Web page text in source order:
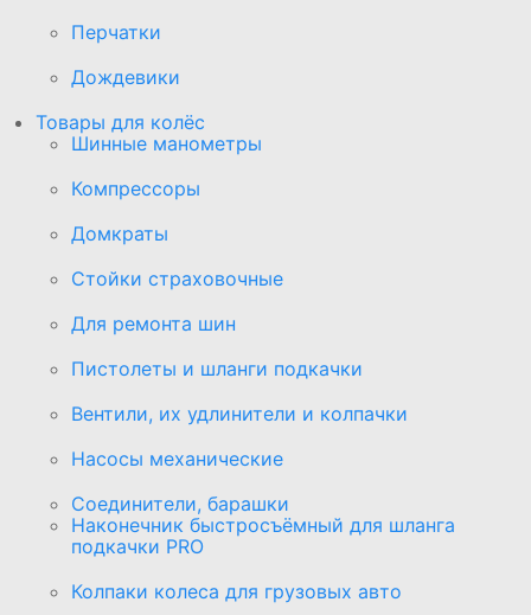
Перчатки
Дождевики
Товары для колёс
Шинные манометры
Компрессоры
Домкраты
Стойки страховочные
Для ремонта шин
Пистолеты и шланги подкачки
Вентили, их удлинители и колпачки
Насосы механические
Соединители, барашки
Наконечник быстросъёмный для шланга
подкачки PRO
Колпаки колеса для грузовых авто